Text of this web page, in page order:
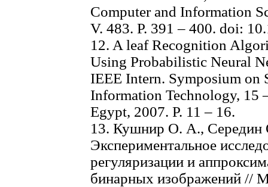
Computer and Information
V. 483. P. 391 – 400. doi:
12. A leaf Recognition
Using Probabilistic Neural
IEEE Intern. Symposium on
Information Technology, 15
Egypt, 2007. P. 11 – 16.
13. Кушнир О. А.,
Экспериментальное
регуляризации и
бинарных изображений //